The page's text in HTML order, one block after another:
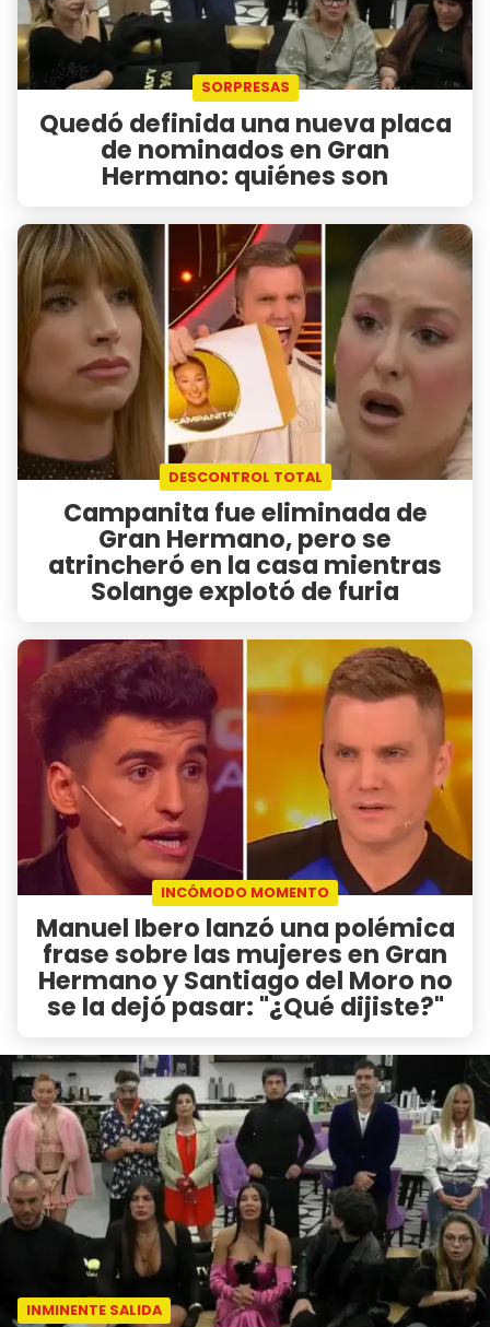
SORPRESAS
Quedó definida una nueva placa
de nominados en Gran
Hermano: quiénes son
DESCONTROL TOTAL
Campanita fue eliminada de
Gran Hermano, pero se
atrincheró en la casa mientras
Solange explotó de furia
INCÓMODO MOMENTO
Manuel Ibero lanzó una polémica
frase sobre las mujeres en Gran
Hermano y Santiago del Moro no
se la dejó pasar: "¿Qué dijiste?"
INMINENTE SALIDA